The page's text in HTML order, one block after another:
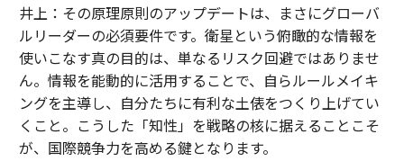
井上：その原理原則のアップデートは、まさにグローバ
ルリーダーの必須要件です。衛星という俯瞰的な情報を
使いこなす真の目的は、単なるリスク回避ではありませ
ん。情報を能動的に活用することで、自らルールメイキ
ングを主導し、自分たちに有利な土俵をつくり上げてい
くこと。こうした「知性」を戦略の核に据えることこそ
が、国際競争力を高める鍵となります。